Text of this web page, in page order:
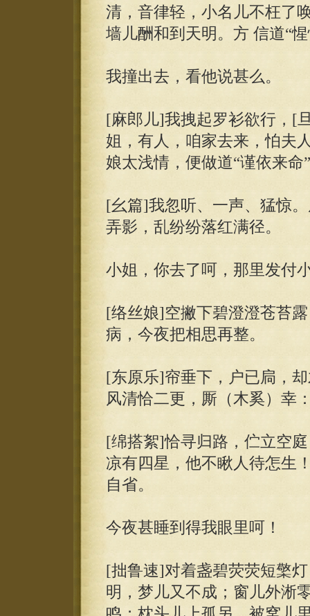
清，音律轻，小名儿不枉了
墙儿酬和到天明。方 信道“
我撞出去，看他说甚么。
[麻郎儿]我拽起罗衫欲行，[
姐，有人，咱家去来，怕夫
娘太浅情，便做道“谨依来命
[幺篇]我忽听、一声、猛惊
弄影，乱纷纷落红满径。
小姐，你去了呵，那里发付
[络丝娘]空撇下碧澄澄苍苔
病，今夜把相思再整。
[东原乐]帘垂下，户已扃，
风清恰二更，厮（木奚）幸
[绵搭絮]恰寻归路，伫立空
凉有四星，他不瞅人待怎生
自省。
今夜甚睡到得我眼里呵！
[拙鲁速]对着盏碧荧荧短檠
明，梦儿又不成；窗儿外淅